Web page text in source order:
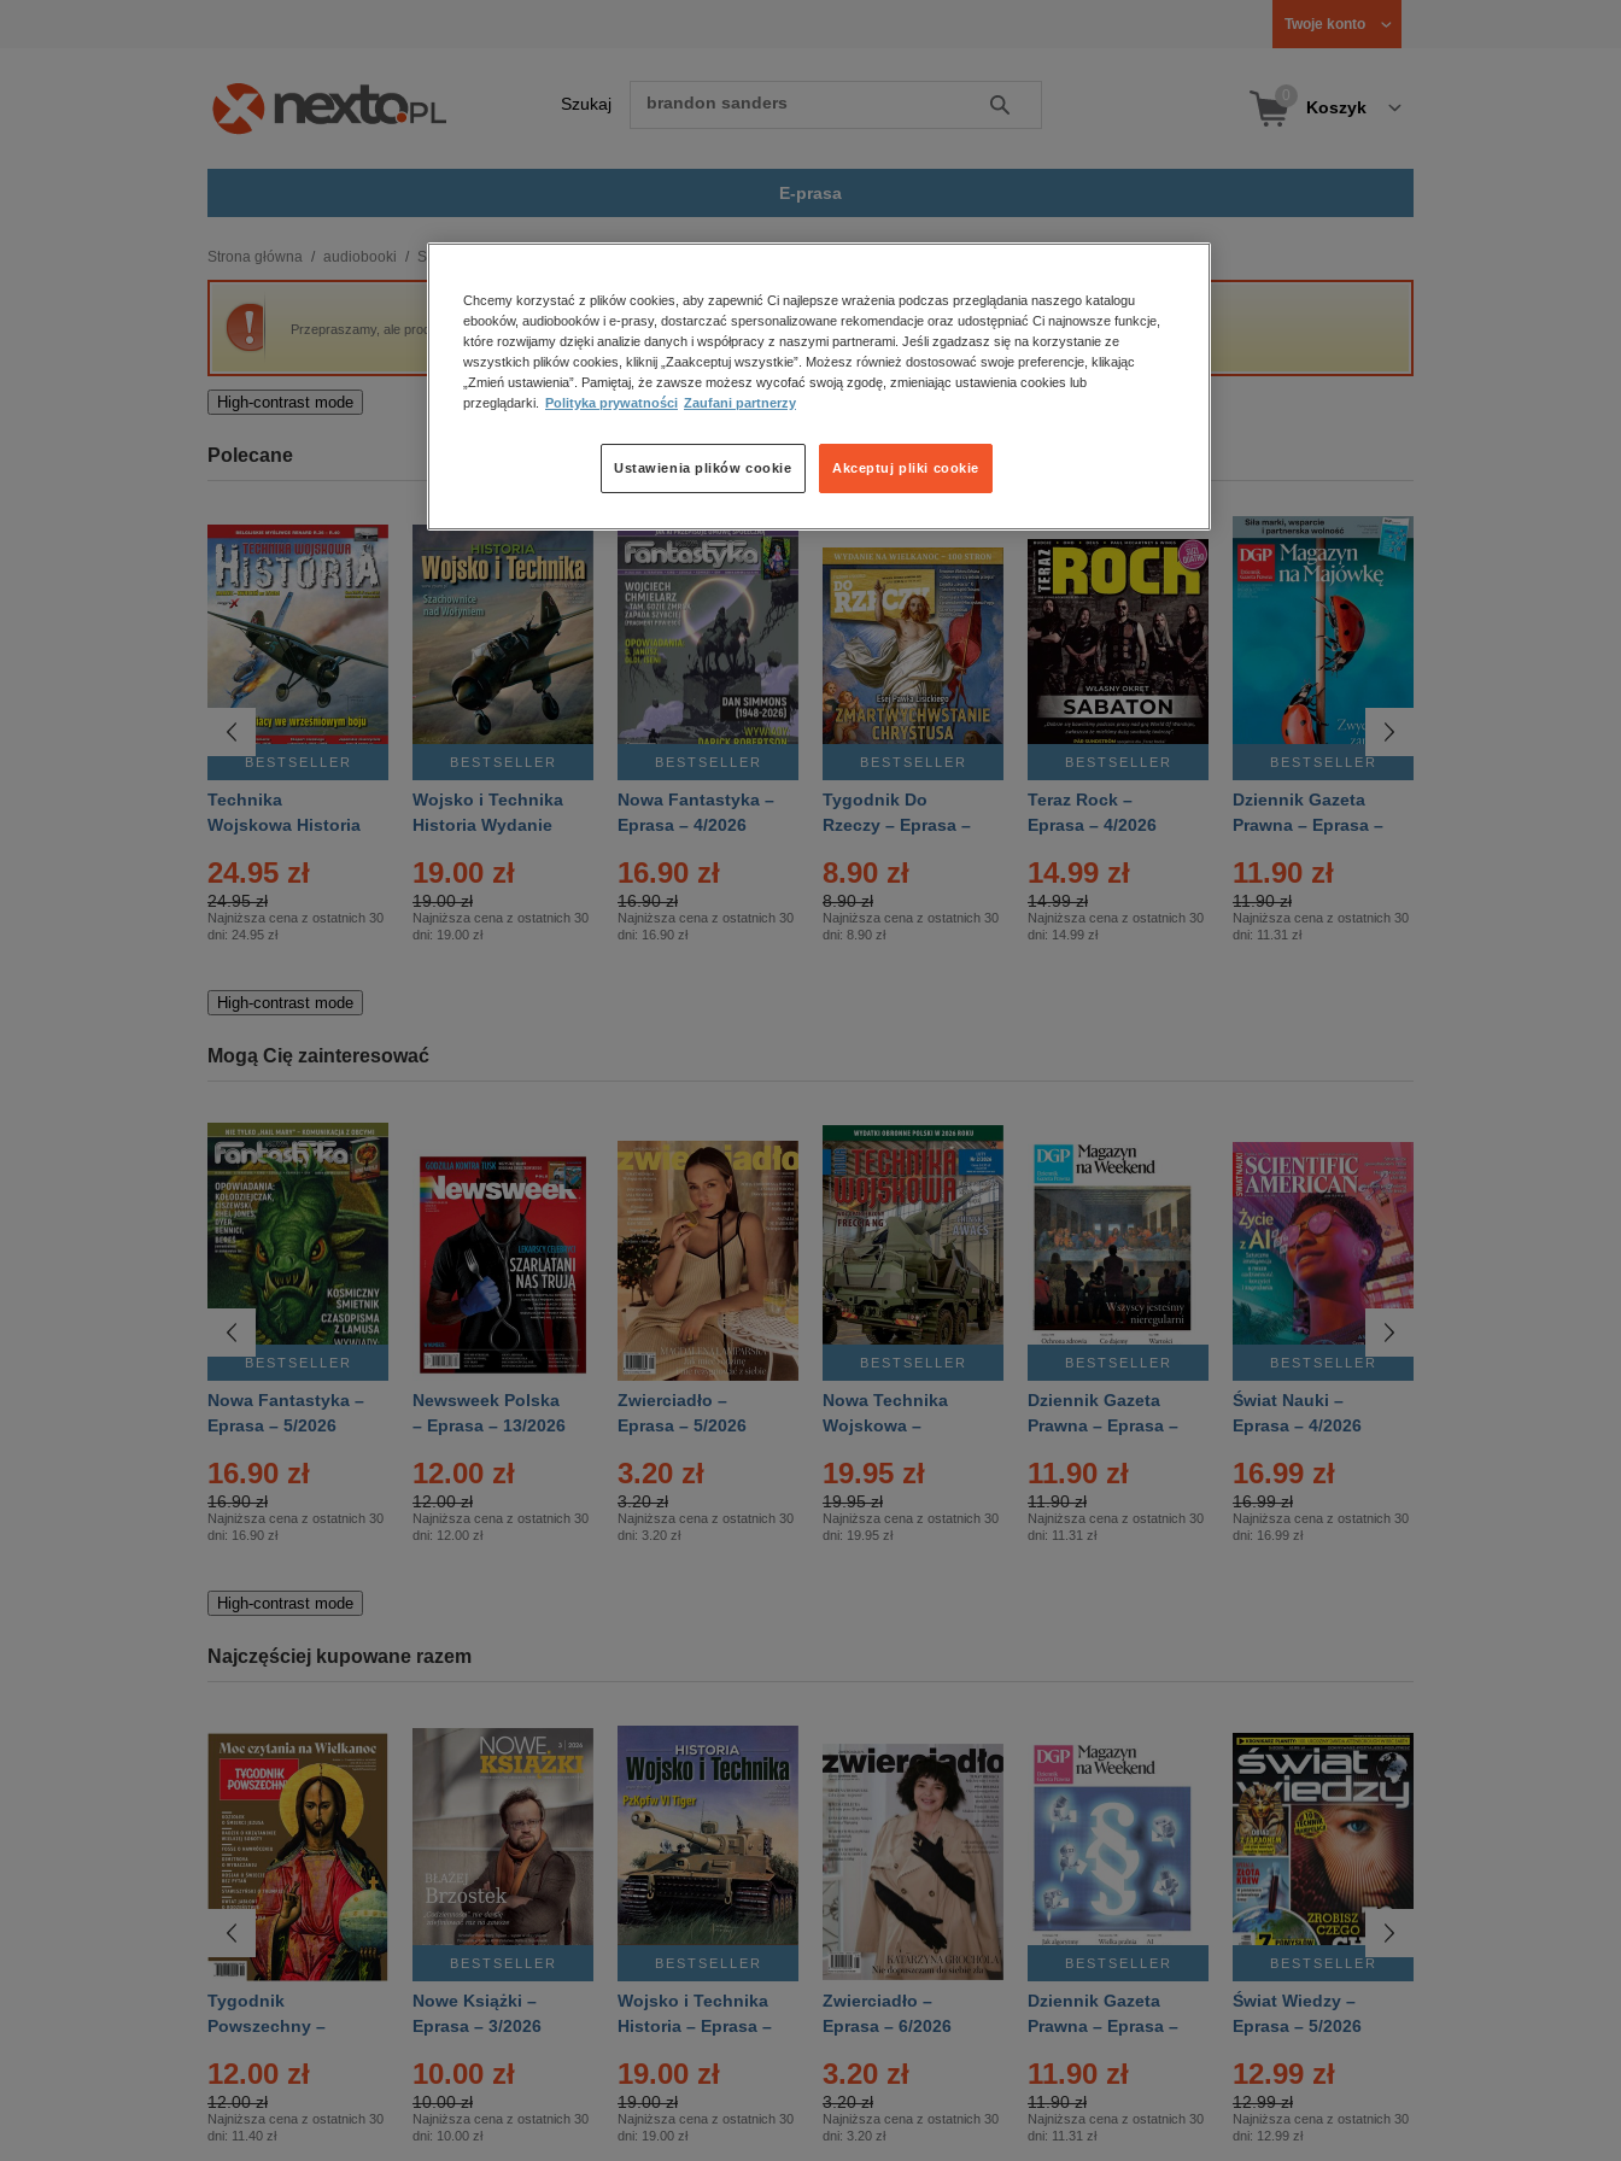
Twoje konto
Szukaj Szukaj Koszyk
E-prasa
budownictwo, aranżacja wnętrz
biznesowe, branżowe, gospodarka
darmowe wydania
edukacja
kobiece, lifestyle, kultura
polityka, społeczno-informacyjne
psychologiczne
inne
popularno-naukowe
historia
zdrowie
religie
Strona główna audiobooki Sport
Przepraszamy, ale produkt „Tyson Fury. Na gołe pięści” nie jest dostępny.
High-contrast mode
Polecane
BESTSELLER
Technika
Wojskowa Historia
24.95 zł
24.95 zł
Najniższa cena z ostatnich 30
dni: 24.95 zł
BESTSELLER
Wojsko i Technika
Historia Wydanie
– 2/2026
19.00 zł
19.00 zł
Najniższa cena z ostatnich 30
dni: 19.00 zł
BESTSELLER
Nowa Fantastyka –
Eprasa – 4/2026
16.90 zł
16.90 zł
Najniższa cena z ostatnich 30
dni: 16.90 zł
BESTSELLER
Tygodnik Do
Rzeczy – Eprasa –
8.90 zł
8.90 zł
Najniższa cena z ostatnich 30
dni: 8.90 zł
BESTSELLER
Teraz Rock –
Eprasa – 4/2026
14.99 zł
14.99 zł
Najniższa cena z ostatnich 30
dni: 14.99 zł
BESTSELLER
Dziennik Gazeta
Prawna – Eprasa –
11.90 zł
11.90 zł
Najniższa cena z ostatnich 30
dni: 11.31 zł
High-contrast mode
Mogą Cię zainteresować
BESTSELLER
Nowa Fantastyka –
Eprasa – 5/2026
16.90 zł
16.90 zł
Najniższa cena z ostatnich 30
dni: 16.90 zł
Newsweek Polska
– Eprasa – 13/2026
12.00 zł
12.00 zł
Najniższa cena z ostatnich 30
dni: 12.00 zł
Zwierciadło –
Eprasa – 5/2026
3.20 zł
3.20 zł
Najniższa cena z ostatnich 30
dni: 3.20 zł
BESTSELLER
Nowa Technika
Wojskowa –
19.95 zł
19.95 zł
Najniższa cena z ostatnich 30
dni: 19.95 zł
BESTSELLER
Dziennik Gazeta
Prawna – Eprasa –
11.90 zł
11.90 zł
Najniższa cena z ostatnich 30
dni: 11.31 zł
BESTSELLER
Świat Nauki –
Eprasa – 4/2026
16.99 zł
16.99 zł
Najniższa cena z ostatnich 30
dni: 16.99 zł
High-contrast mode
Najczęściej kupowane razem
Tygodnik
Powszechny –
12.00 zł
12.00 zł
Najniższa cena z ostatnich 30
dni: 11.40 zł
BESTSELLER
Nowe Książki –
Eprasa – 3/2026
10.00 zł
10.00 zł
Najniższa cena z ostatnich 30
dni: 10.00 zł
BESTSELLER
Wojsko i Technika
Historia – Eprasa –
19.00 zł
19.00 zł
Najniższa cena z ostatnich 30
dni: 19.00 zł
Zwierciadło –
Eprasa – 6/2026
3.20 zł
3.20 zł
Najniższa cena z ostatnich 30
dni: 3.20 zł
BESTSELLER
Dziennik Gazeta
Prawna – Eprasa –
11.90 zł
11.90 zł
Najniższa cena z ostatnich 30
dni: 11.31 zł
BESTSELLER
Świat Wiedzy –
Eprasa – 5/2026
12.99 zł
12.99 zł
Najniższa cena z ostatnich 30
dni: 12.99 zł
Chcemy korzystać z plików cookies, aby zapewnić Ci najlepsze wrażenia podczas przeglądania naszego katalogu
ebooków, audiobooków i e-prasy, dostarczać spersonalizowane rekomendacje oraz udostępniać Ci najnowsze funkcje,
które rozwijamy dzięki analizie danych i współpracy z naszymi partnerami. Jeśli zgadzasz się na korzystanie ze
wszystkich plików cookies, kliknij „Zaakceptuj wszystkie”. Możesz również dostosować swoje preferencje, klikając
„Zmień ustawienia”. Pamiętaj, że zawsze możesz wycofać swoją zgodę, zmieniając ustawienia cookies lub
przeglądarki.
Polityka prywatności Zaufani partnerzy
Akceptuj pliki cookie
Ustawienia plików cookie